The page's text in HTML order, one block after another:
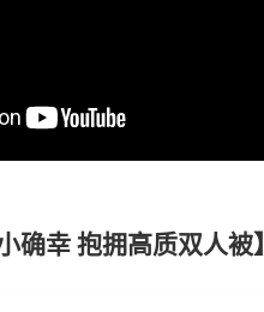
确幸 抱拥高质双人被】